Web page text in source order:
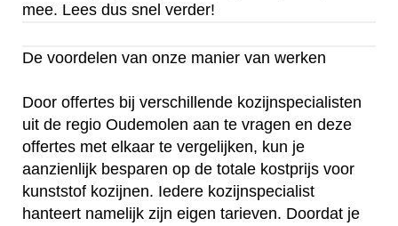
mee. Lees dus snel verder!
De voordelen van onze manier van werken
Door offertes bij verschillende kozijnspecialisten
uit de regio Oudemolen aan te vragen en deze
offertes met elkaar te vergelijken, kun je
aanzienlijk besparen op de totale kostprijs voor
kunststof kozijnen. Iedere kozijnspecialist
hanteert namelijk zijn eigen tarieven. Doordat je